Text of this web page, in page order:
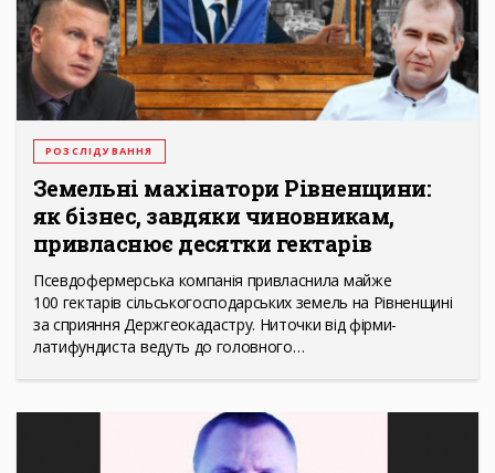
РОЗСЛІДУВАННЯ
Земельні махінатори Рівненщини:
як бізнес, завдяки чиновникам,
привласнює десятки гектарів
Псевдофермерська компанія привласнила майже
100 гектарів сільськогосподарських земель на Рівненщині
за сприяння Держгеокадастру. Ниточки від фірми-
латифундиста ведуть до головного…